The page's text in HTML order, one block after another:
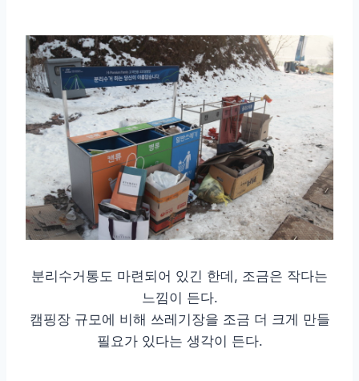
분리수거통도 마련되어 있긴 한데, 조금은 작다는
느낌이 든다.
캠핑장 규모에 비해 쓰레기장을 조금 더 크게 만들
필요가 있다는 생각이 든다.